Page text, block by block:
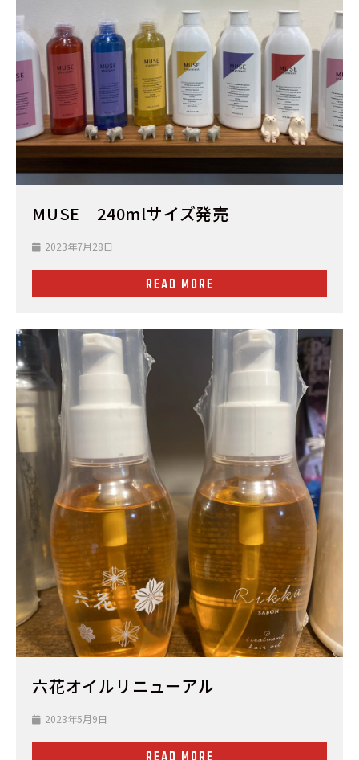
MUSE 240mlサイズ発売
2023年7月28日
READ MORE
六花オイルリニューアル
2023年5月9日